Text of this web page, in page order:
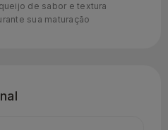
de sabor e textura
sua maturação